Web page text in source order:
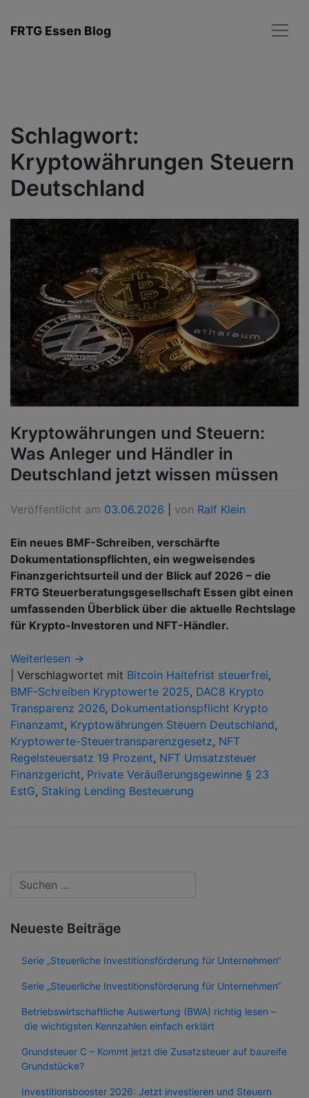
Inhalt
FRTG Essen Blog
Schlagwort:
Kryptowährungen Steuern
Deutschland
Kryptowährungen und Steuern:
Was Anleger und Händler in
Deutschland jetzt wissen müssen
Veröffentlicht am 03.06.2026 von Ralf Klein
Ein neues BMF-Schreiben, verschärfte
Dokumentationspflichten, ein wegweisendes
Finanzgerichtsurteil und der Blick auf 2026 – die
FRTG Steuerberatungsgesellschaft Essen gibt einen
umfassenden Überblick über die aktuelle Rechtslage
für Krypto-Investoren und NFT-Händler.
Weiterlesen →
Verschlagwortet mit Bitcoin Haltefrist steuerfrei,
BMF-Schreiben Kryptowerte 2025, DAC8 Krypto
Transparenz 2026, Dokumentationspflicht Krypto
Finanzamt, Kryptowährungen Steuern Deutschland,
Kryptowerte-Steuertransparenzgesetz, NFT
Regelsteuersatz 19 Prozent, NFT Umsatzsteuer
Finanzgericht, Private Veräußerungsgewinne § 23
EstG, Staking Lending Besteuerung
Neueste Beiträge
Serie „Steuerliche Investitionsförderung für Unternehmen“
Serie „Steuerliche Investitionsförderung für Unternehmen“
Betriebswirtschaftliche Auswertung (BWA) richtig lesen –
die wichtigsten Kennzahlen einfach erklärt
Grundsteuer C – Kommt jetzt die Zusatzsteuer auf baureife
Grundstücke?
Investitionsbooster 2026: Jetzt investieren und Steuern